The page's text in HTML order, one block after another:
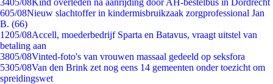
3405/08Kind overleden na aanrijding door AH-bestelbus in Dordrecht
605/08Nieuw slachtoffer in kindermisbruikzaak zorgprofessional Jan
B. (66)
1205/08Accell, moederbedrijf Sparta en Batavus, vraagt uitstel van
betaling aan
3805/08Vinted-foto's van vrouwen massaal gedeeld op seksfora
5305/08Van den Brink zet nog eens 14 gemeenten onder toezicht om
spreidingswet